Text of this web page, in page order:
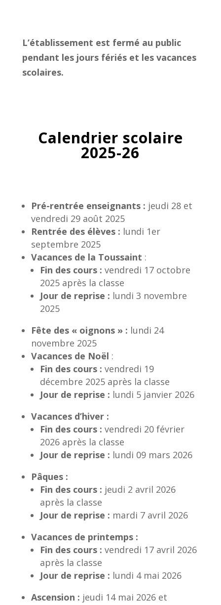
L’établissement est fermé au public
pendant les jours fériés et les vacances
scolaires.
Calendrier scolaire
2025-26
Pré-rentrée enseignants : jeudi 28 et
vendredi 29 août 2025
Rentrée des élèves : lundi 1er
septembre 2025
Vacances de la Toussaint :
Fin des cours : vendredi 17 octobre
2025 après la classe
Jour de reprise : lundi 3 novembre
2025
Fête des « oignons » : lundi 24
novembre 2025
Vacances de Noël :
Fin des cours : vendredi 19
décembre 2025 après la classe
Jour de reprise : lundi 5 janvier 2026
Vacances d’hiver :
Fin des cours : vendredi 20 février
2026 après la classe
Jour de reprise : lundi 09 mars 2026
Pâques :
Fin des cours : jeudi 2 avril 2026
après la classe
Jour de reprise : mardi 7 avril 2026
Vacances de printemps :
Fin des cours : vendredi 17 avril 2026
après la classe
Jour de reprise : lundi 4 mai 2026
Ascension : jeudi 14 mai 2026 et